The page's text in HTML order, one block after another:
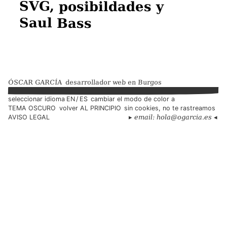
SVG, posibildades y
Saul Bass
ÓSCAR GARCÍA · INICIO
ÓSCAR GARCÍA desarrollador web en Burgos
seleccionar idioma EN ES cambiar el modo de color a
El modo de color es ahora "light"
TEMA OSCURO volver AL PRINCIPIO sin cookies, no te rastreamos
AVISO LEGAL
email:hola@ogarcia.es